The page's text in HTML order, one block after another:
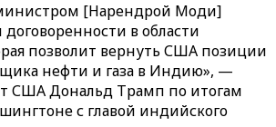
[Нарендрой Моди]
в области
позволит вернуть США позиции
нефти и газа в Индию», —
США Дональд Трамп по итогам
с главой индийского